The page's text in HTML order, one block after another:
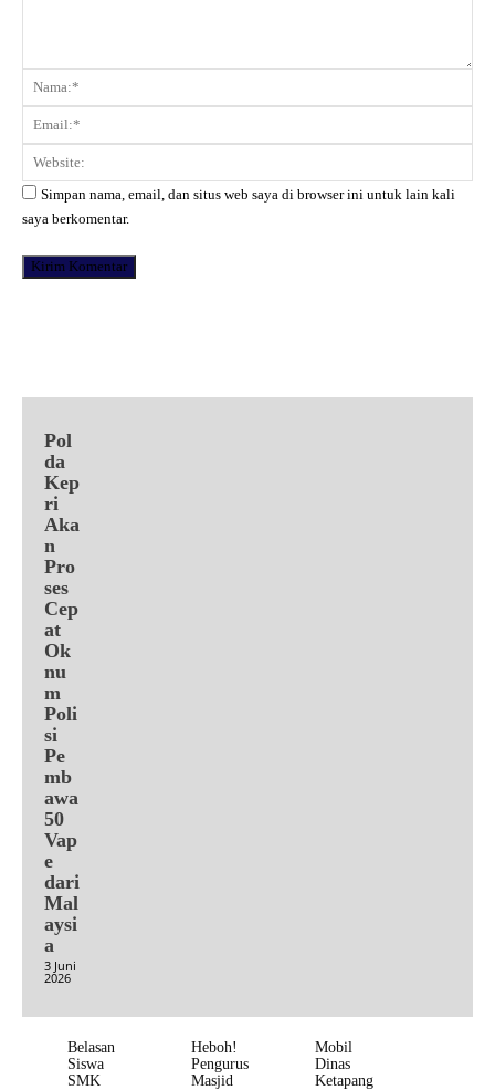
Komentar:
Simpan nama, email, dan situs web saya di browser ini untuk lain kali
saya berkomentar.
Pol
da
Kep
ri
Aka
n
Pro
ses
Cep
at
Ok
nu
m
Poli
si
Pe
mb
awa
50
Vap
e
dari
Mal
aysi
a
3 Juni
2026
Belasan
Siswa
SMK
Heboh!
Pengurus
Masjid
Mobil
Dinas
Ketapang